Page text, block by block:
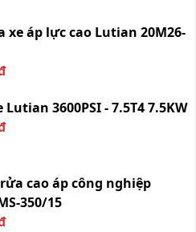
xe áp lực cao Lutian 20M26-
3600PSI - 7.5T4 7.5KW
cao áp công nghiệp
350/15